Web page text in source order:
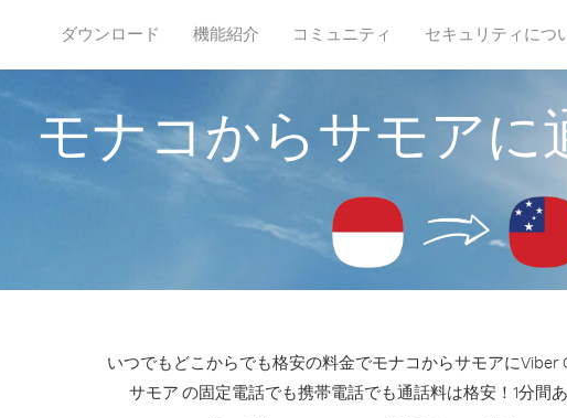
ダウンロード 機能紹介 コミュニティ セキュリティにつ
モナコからサモアに
いつでもどこからでも格安の料金でモナコからサモアにViber
サモア の固定電話でも携帯電話でも通話料は格安！1分間あ